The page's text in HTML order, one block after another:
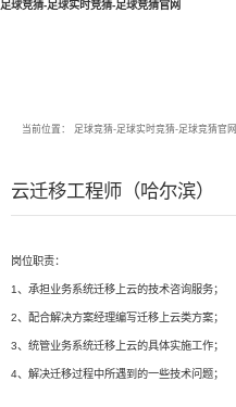
足球竞猜-足球实时竞猜-足球竞猜官网
当前位置： 足球竞猜-足球实时竞猜-足球竞猜官网
云迁移工程师（哈尔滨）
岗位职责：
1、承担业务系统迁移上云的技术咨询服务；
2、配合解决方案经理编写迁移上云类方案；
3、统管业务系统迁移上云的具体实施工作；
4、解决迁移过程中所遇到的一些技术问题；